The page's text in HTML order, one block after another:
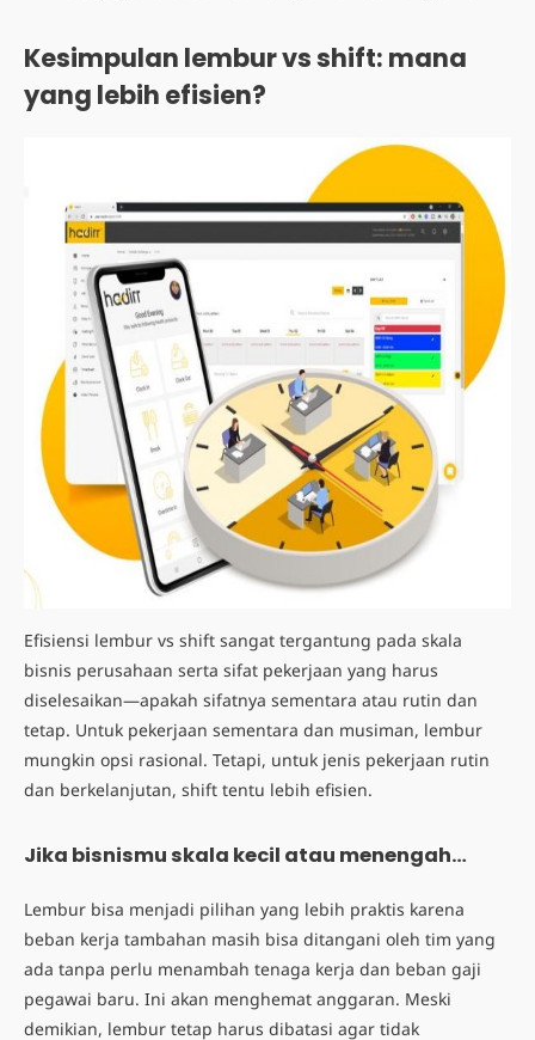
Kesimpulan lembur vs shift: mana
yang lebih efisien?
Efisiensi lembur vs shift sangat tergantung pada skala
bisnis perusahaan serta sifat pekerjaan yang harus
diselesaikan—apakah sifatnya sementara atau rutin dan
tetap. Untuk pekerjaan sementara dan musiman, lembur
mungkin opsi rasional. Tetapi, untuk jenis pekerjaan rutin
dan berkelanjutan, shift tentu lebih efisien.
Jika bisnismu skala kecil atau menengah…
Lembur bisa menjadi pilihan yang lebih praktis karena
beban kerja tambahan masih bisa ditangani oleh tim yang
ada tanpa perlu menambah tenaga kerja dan beban gaji
pegawai baru. Ini akan menghemat anggaran. Meski
demikian, lembur tetap harus dibatasi agar tidak